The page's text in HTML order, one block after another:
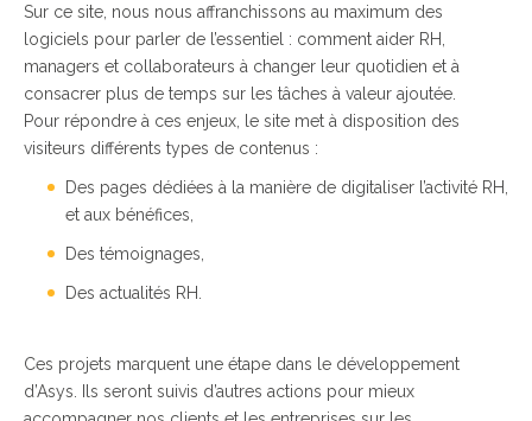
Sur ce site, nous nous affranchissons au maximum des
logiciels pour parler de l’essentiel : comment aider RH,
managers et collaborateurs à changer leur quotidien et à
consacrer plus de temps sur les tâches à valeur ajoutée.
Pour répondre à ces enjeux, le site met à disposition des
visiteurs différents types de contenus :
Des pages dédiées à la manière de digitaliser l’activité RH,
et aux bénéfices,
Des témoignages,
Des actualités RH.
Ces projets marquent une étape dans le développement
d’Asys. Ils seront suivis d’autres actions pour mieux